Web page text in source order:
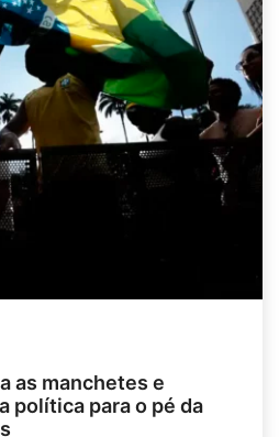
as manchetes e
política para o pé da